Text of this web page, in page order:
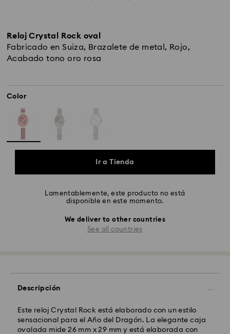
Reloj Crystal Rock oval
Fabricado en Suiza, Brazalete de metal, Rojo,
Acabado tono oro rosa
Color
Ir a Tienda
Lamentablemente, este producto no está
disponible en este momento.
We deliver to other countries
See all countries
Descripción
Este reloj Crystal Rock está elaborado con un estilo
sensacional para el Año del Dragón. La elegante caja
ovalada mide 26 mm x 29 mm y está elaborada con